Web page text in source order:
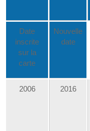
Date
inscrite
sur la
carte
Nouvelle
date
2006 2016